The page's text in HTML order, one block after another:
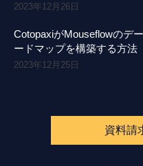
2023年12月26日
CotopaxiがMouseflowのデ
ードマップを構築する方法
2023年12月25日
資料請